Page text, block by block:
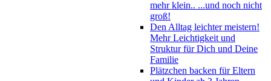
mehr klein.. ...und noch nicht
groß!
Den Alltag leichter meistern!
Mehr Leichtigkeit und
Struktur für Dich und Deine
Familie
Plätzchen backen für Eltern